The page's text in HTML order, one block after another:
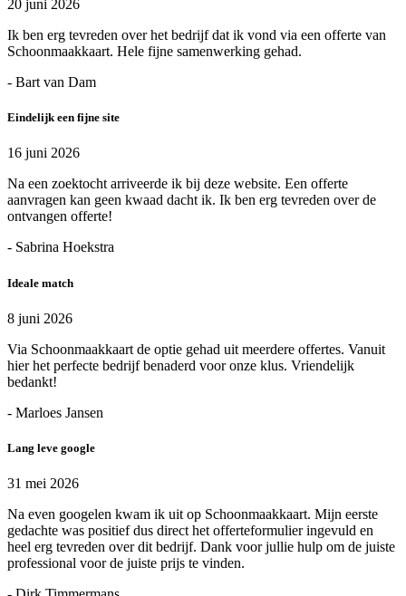
20 juni 2026
Ik ben erg tevreden over het bedrijf dat ik vond via een offerte van
Schoonmaakkaart. Hele fijne samenwerking gehad.
- Bart van Dam
Eindelijk een fijne site
16 juni 2026
Na een zoektocht arriveerde ik bij deze website. Een offerte
aanvragen kan geen kwaad dacht ik. Ik ben erg tevreden over de
ontvangen offerte!
- Sabrina Hoekstra
Ideale match
8 juni 2026
Via Schoonmaakkaart de optie gehad uit meerdere offertes. Vanuit
hier het perfecte bedrijf benaderd voor onze klus. Vriendelijk
bedankt!
- Marloes Jansen
Lang leve google
31 mei 2026
Na even googelen kwam ik uit op Schoonmaakkaart. Mijn eerste
gedachte was positief dus direct het offerteformulier ingevuld en
heel erg tevreden over dit bedrijf. Dank voor jullie hulp om de juiste
professional voor de juiste prijs te vinden.